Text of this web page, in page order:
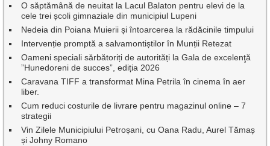
O săptămână de neuitat la Lacul Balaton pentru elevi de la
cele trei școli gimnaziale din municipiul Lupeni
Nedeia din Poiana Muierii și întoarcerea la rădăcinile timpului
Intervenție promptă a salvamontiștilor în Munții Retezat
Oameni speciali sărbătoriți de autorități la Gala de excelenţă
”Hunedoreni de succes”, ediția 2026
Caravana TIFF a transformat Mina Petrila în cinema în aer
liber.
Cum reduci costurile de livrare pentru magazinul online – 7
strategii
Vin Zilele Municipiului Petroșani, cu Oana Radu, Aurel Tămaș
și Johny Romano